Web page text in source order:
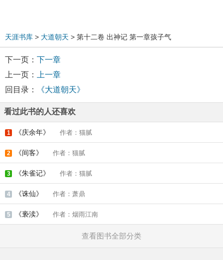
天涯书库 > 大道朝天 > 第十二卷 出神记 第一章孩子气
下一页： 下一章
上一页：
上一章
回目录：
《大道朝天》
看过此书的人还喜欢
1 《庆余年》 作者：猫腻
2 《间客》 作者：猫腻
3 《朱雀记》 作者：猫腻
4 《诛仙》 作者：萧鼎
5 《亵渎》 作者：烟雨江南
查看图书全部分类